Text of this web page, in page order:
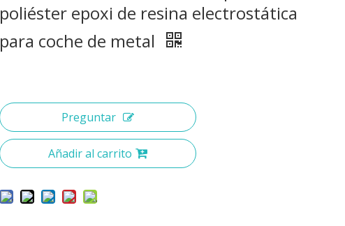
poliéster epoxi de resina electrostática
para coche de metal
Preguntar
Añadir al carrito